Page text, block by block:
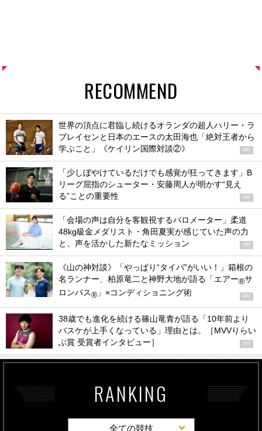
RECOMMEND
世界の頂点に君臨し続けるオランダの超人ハリー・ラ
ブレイセンと日本のエースの太田海也「絶対王者から
学ぶこと」《ケイリン国際対談②》
PR
「少しぼやけているだけでも感覚が狂ってきます」B
リーグ屈指のシューター・安藤周人が明かす“見え
る”ことの重要性
PR
「会場の声は自分を客観視するバロメーター」柔道
48kg級金メダリスト・角田夏実が感じていた声の力
と、声を活かした新たなミッション
PR
《山の神対談》「やっぱり“タイパ”がいい！」箱根の
名ランナー、柏原竜二と神野大地が語る「エアー®サ
ロンパス® 」×コンディショニング術 PR
38歳でも進化を続ける篠山竜青が語る「10年前より
バスケが上手くなっている」理由とは。［MVVりらい
ぶ賞 受賞者インタビュー］
PR
RANKING
全ての競技